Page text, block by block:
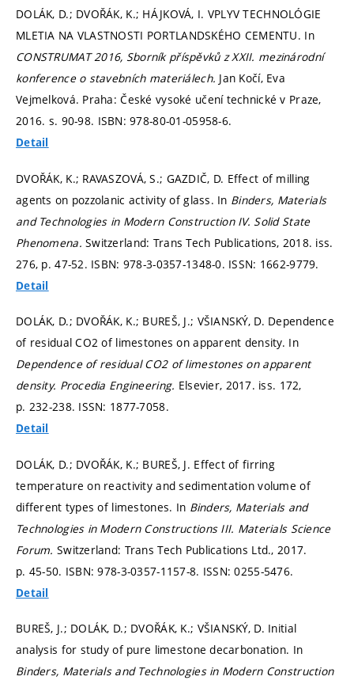
DOLÁK, D.; DVOŘÁK, K.; HÁJKOVÁ, I. VPLYV TECHNOLÓGIE
MLETIA NA VLASTNOSTI PORTLANDSKÉHO CEMENTU. In
CONSTRUMAT 2016, Sborník příspěvků z XXII. mezinárodní
konference o stavebních materiálech. Jan Kočí, Eva
Vejmelková. Praha: České vysoké učení technické v Praze,
2016. s. 90-98. ISBN: 978-80-01-05958-6.
Detail
DVOŘÁK, K.; RAVASZOVÁ, S.; GAZDIČ, D. Effect of milling
agents on pozzolanic activity of glass. In Binders, Materials
and Technologies in Modern Construction IV. Solid State
Phenomena.Switzerland: Trans Tech Publications, 2018. iss.
276, p. 47-52. ISBN: 978-3-0357-1348-0. ISSN: 1662-9779.
Detail
DOLÁK, D.; DVOŘÁK, K.; BUREŠ, J.; VŠIANSKÝ, D. Dependence
of residual CO2 of limestones on apparent density. In
Dependence of residual CO2 of limestones on apparent
density. Procedia Engineering. Elsevier, 2017. iss. 172,
p. 232-238. ISSN: 1877-7058.
Detail
DOLÁK, D.; DVOŘÁK, K.; BUREŠ, J. Effect of firring
temperature on reactivity and sedimentation volume of
different types of limestones. In Binders, Materials and
Technologies in Modern Constructions III. Materials Science
Forum. Switzerland: Trans Tech Publications Ltd., 2017.
p. 45-50. ISBN: 978-3-0357-1157-8. ISSN: 0255-5476.
Detail
BUREŠ, J.; DOLÁK, D.; DVOŘÁK, K.; VŠIANSKÝ, D. Initial
analysis for study of pure limestone decarbonation. In
Binders, Materials and Technologies in Modern Construction